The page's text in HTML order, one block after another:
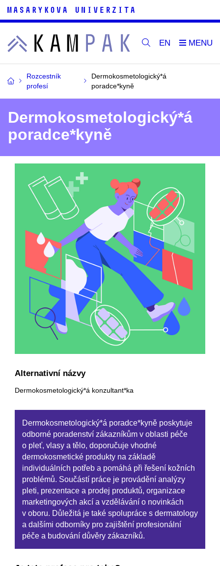
EN
Rozcestník
profesí
Dermokosmetologický*á
poradce*kyně
Dermokosmetologický*á
poradce*kyně
Alternativní názvy
Dermokosmetologický*á konzultant*ka
Dermokosmetologický*á poradce*kyně poskytuje
odborné poradenství zákazníkům v oblasti péče
o pleť, vlasy a tělo, doporučuje vhodné
dermokosmetické produkty na základě
individuálních potřeb a pomáhá při řešení kožních
problémů. Součástí práce je provádění analýzy
pleti, prezentace a prodej produktů, organizace
marketingových akcí a vzdělávání o novinkách
v oboru. Důležitá je také spolupráce s dermatology
a dalšími odborníky pro zajištění profesionální
péče a budování důvěry zákazníků.